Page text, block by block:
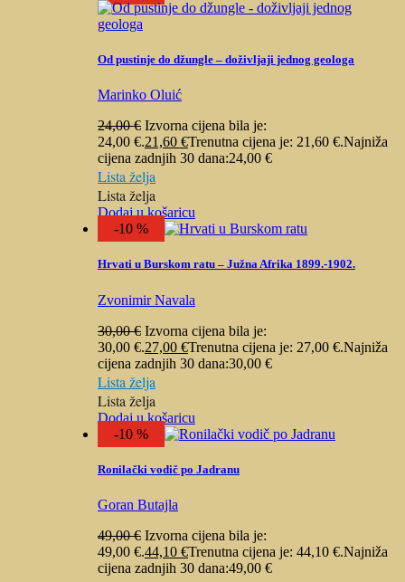
Od pustinje do džungle – doživljaji jednog geologa
Marinko Oluić
24,00€ Izvorna cijena bila je:
24,00 €.21,60 €Trenutna cijena je: 21,60 €.Najniža
cijena zadnjih 30 dana:24,00 €
Lista želja
Lista želja
Dodaj u košaricu
-10 %
Hrvati u Burskom ratu – Južna Afrika 1899.-1902.
Zvonimir Navala
30,00€ Izvorna cijena bila je:
30,00 €.27,00 €Trenutna cijena je: 27,00 €.Najniža
cijena zadnjih 30 dana:30,00 €
Lista želja
Lista želja
Dodaj u košaricu
-10 %
Ronilački vodič po Jadranu
Goran Butajla
49,00€ Izvorna cijena bila je:
49,00 €.44,10 €Trenutna cijena je: 44,10 €.Najniža
cijena zadnjih 30 dana:49,00 €